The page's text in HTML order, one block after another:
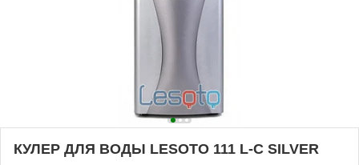
КУЛЕР ДЛЯ ВОДЫ LESOTO 111 L-C SILVER